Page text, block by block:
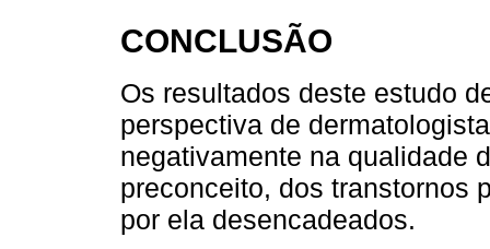
CONCLUSÃO
Os resultados deste estudo
perspectiva de
negativamente na qualidade
preconceito, dos transtornos
por ela desencadeados.